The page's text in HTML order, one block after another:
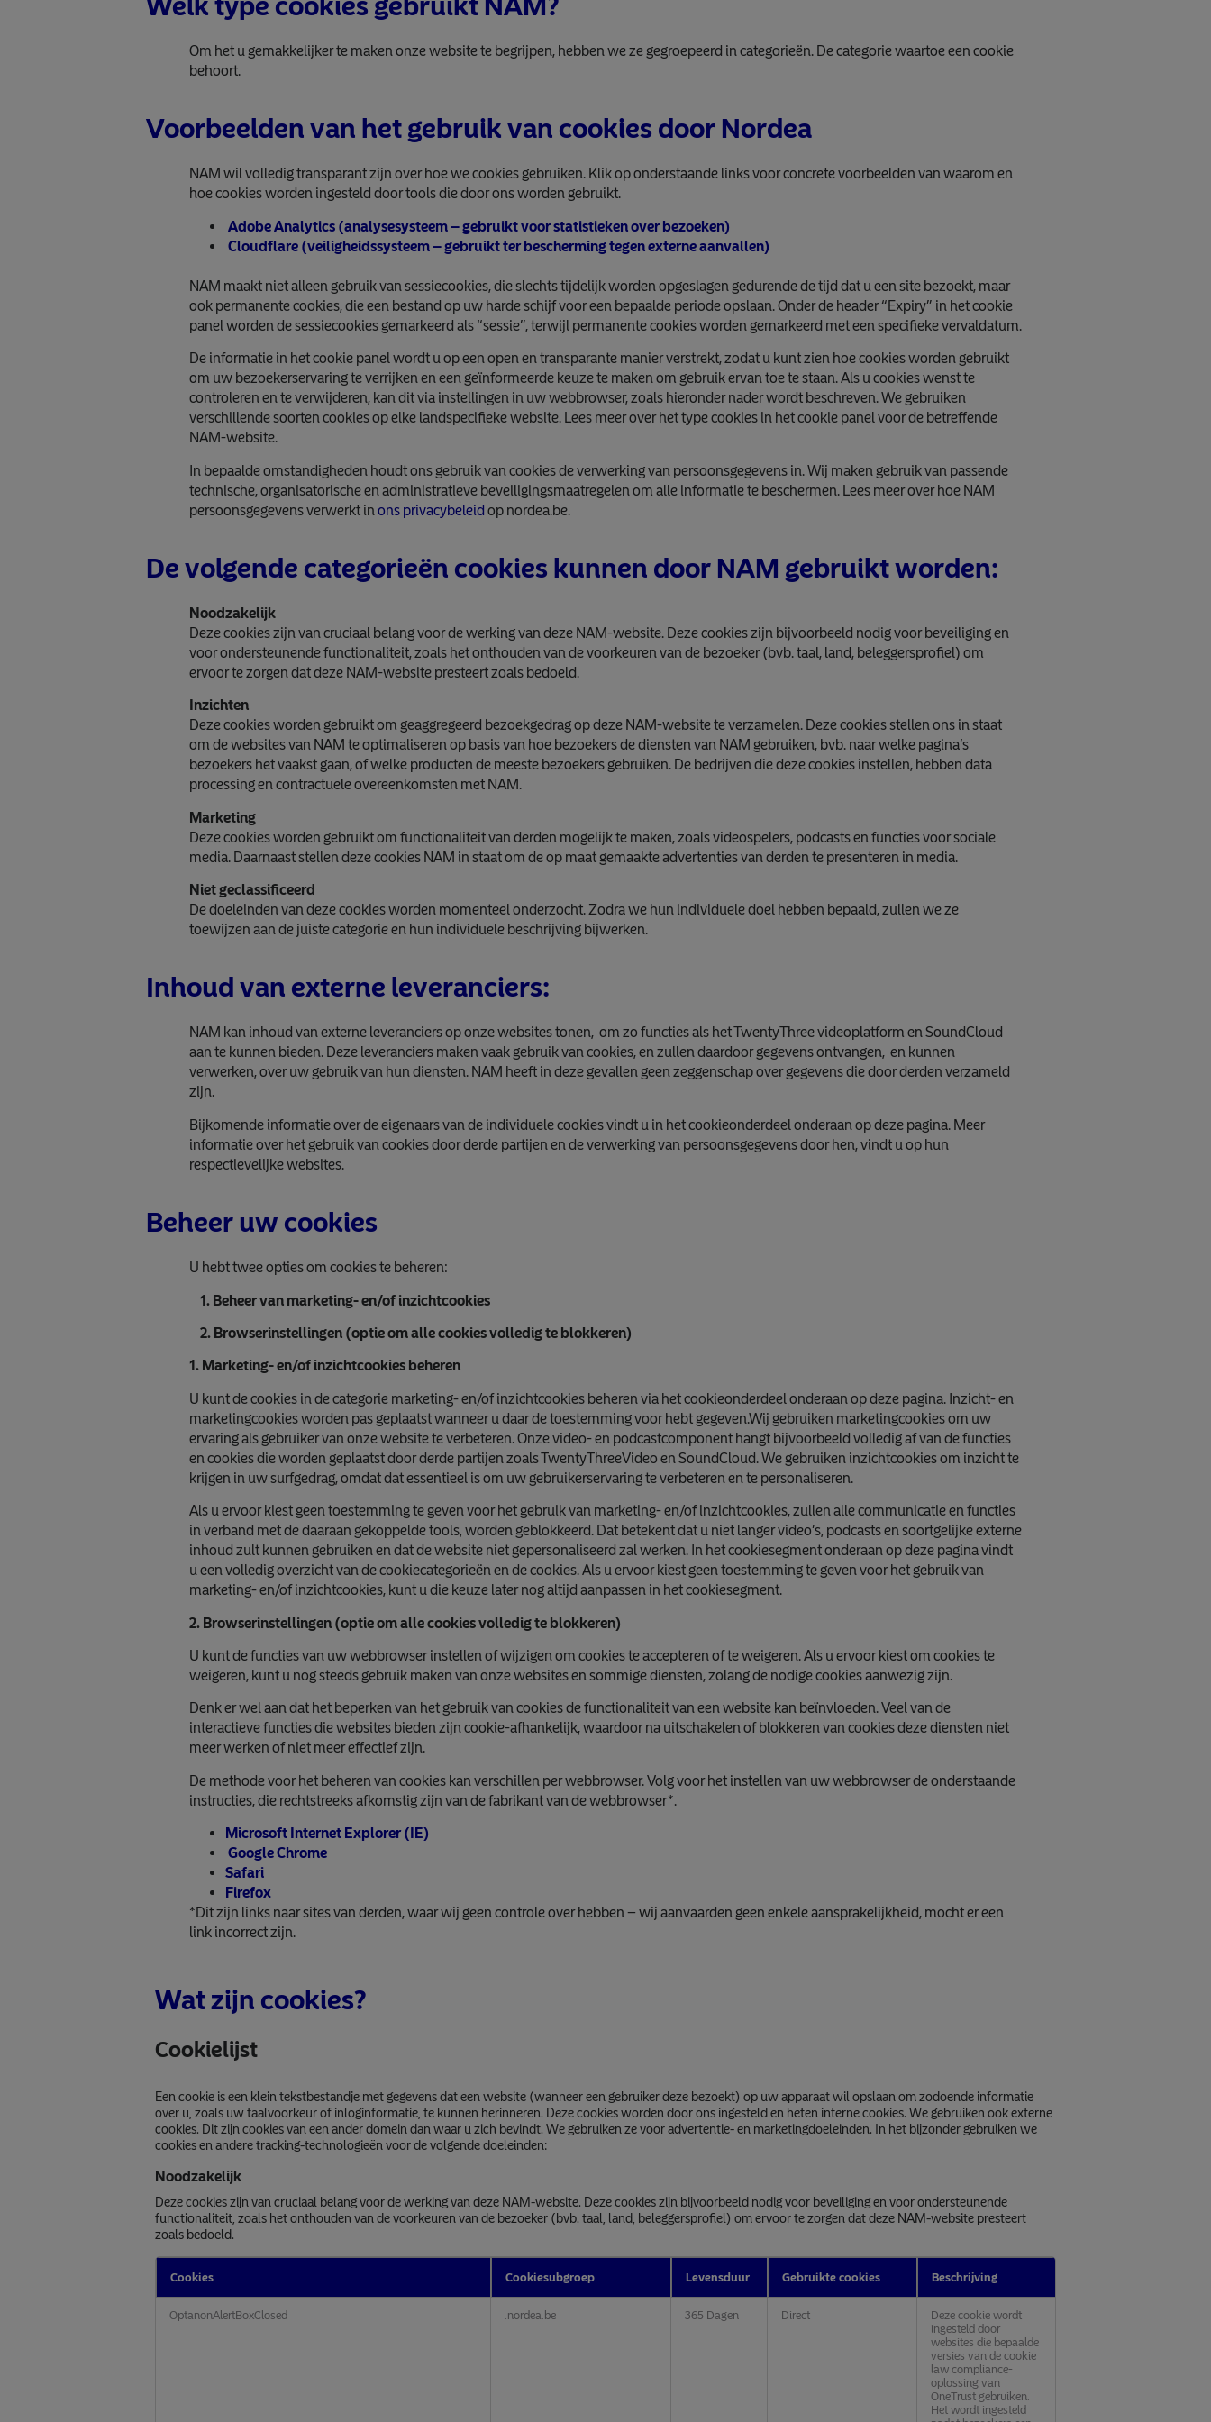
Om het u gemakkelijker te maken onze website te begrijpen, hebben we ze gegroepeerd in categorieën. De categorie waartoe een cookie
behoort.
Voorbeelden van het gebruik van cookies door Nordea
NAM wil volledig transparant zijn over hoe we cookies gebruiken. Klik op onderstaande links voor concrete voorbeelden van waarom en
hoe cookies worden ingesteld door tools die door ons worden gebruikt.
Adobe Analytics (analysesysteem – gebruikt voor statistieken over bezoeken)
Cloudflare (veiligheidssysteem – gebruikt ter bescherming tegen externe aanvallen)
NAM maakt niet alleen gebruik van sessiecookies, die slechts tijdelijk worden opgeslagen gedurende de tijd dat u een site bezoekt, maar
ook permanente cookies, die een bestand op uw harde schijf voor een bepaalde periode opslaan. Onder de header “Expiry” in het cookie
panel worden de sessiecookies gemarkeerd als “sessie”, terwijl permanente cookies worden gemarkeerd met een specifieke vervaldatum.
De informatie in het cookie panel wordt u op een open en transparante manier verstrekt, zodat u kunt zien hoe cookies worden gebruikt
om uw bezoekerservaring te verrijken en een geïnformeerde keuze te maken om gebruik ervan toe te staan. Als u cookies wenst te
controleren en te verwijderen, kan dit via instellingen in uw webbrowser, zoals hieronder nader wordt beschreven. We gebruiken
verschillende soorten cookies op elke landspecifieke website. Lees meer over het type cookies in het cookie panel voor de betreffende
NAM-website.
In bepaalde omstandigheden houdt ons gebruik van cookies de verwerking van persoonsgegevens in. Wij maken gebruik van passende
technische, organisatorische en administratieve beveiligingsmaatregelen om alle informatie te beschermen. Lees meer over hoe NAM
persoonsgegevens verwerkt in ons privacybeleid op nordea.be.
De volgende categorieën cookies kunnen door NAM gebruikt worden:
Noodzakelijk
Deze cookies zijn van cruciaal belang voor de werking van deze NAM-website. Deze cookies zijn bijvoorbeeld nodig voor beveiliging en
voor ondersteunende functionaliteit, zoals het onthouden van de voorkeuren van de bezoeker (bvb. taal, land, beleggersprofiel) om
ervoor te zorgen dat deze NAM-website presteert zoals bedoeld.
Inzichten
Deze cookies worden gebruikt om geaggregeerd bezoekgedrag op deze NAM-website te verzamelen. Deze cookies stellen ons in staat
om de websites van NAM te optimaliseren op basis van hoe bezoekers de diensten van NAM gebruiken, bvb. naar welke pagina’s
bezoekers het vaakst gaan, of welke producten de meeste bezoekers gebruiken. De bedrijven die deze cookies instellen, hebben data
processing en contractuele overeenkomsten met NAM.
Marketing
Deze cookies worden gebruikt om functionaliteit van derden mogelijk te maken, zoals videospelers, podcasts en functies voor sociale
media. Daarnaast stellen deze cookies NAM in staat om de op maat gemaakte advertenties van derden te presenteren in media.
Niet geclassificeerd
De doeleinden van deze cookies worden momenteel onderzocht. Zodra we hun individuele doel hebben bepaald, zullen we ze
toewijzen aan de juiste categorie en hun individuele beschrijving bijwerken.
Inhoud van externe leveranciers:
NAM kan inhoud van externe leveranciers op onze websites tonen, om zo functies als het TwentyThree videoplatform en SoundCloud
aan te kunnen bieden. Deze leveranciers maken vaak gebruik van cookies, en zullen daardoor gegevens ontvangen, en kunnen
verwerken, over uw gebruik van hun diensten. NAM heeft in deze gevallen geen zeggenschap over gegevens die door derden verzameld
zijn.
Bijkomende informatie over de eigenaars van de individuele cookies vindt u in het cookieonderdeel onderaan op deze pagina. Meer
informatie over het gebruik van cookies door derde partijen en de verwerking van persoonsgegevens door hen, vindt u op hun
respectievelijke websites.
Beheer uw cookies
U hebt twee opties om cookies te beheren:
1. Beheer van marketing- en/of inzichtcookies
2. Browserinstellingen (optie om alle cookies volledig te blokkeren)
1. Marketing- en/of inzichtcookies beheren
U kunt de cookies in de categorie marketing- en/of inzichtcookies beheren via het cookieonderdeel onderaan op deze pagina. Inzicht- en
marketingcookies worden pas geplaatst wanneer u daar de toestemming voor hebt gegeven.Wij gebruiken marketingcookies om uw
ervaring als gebruiker van onze website te verbeteren. Onze video- en podcastcomponent hangt bijvoorbeeld volledig af van de functies
en cookies die worden geplaatst door derde partijen zoals TwentyThreeVideo en SoundCloud. We gebruiken inzichtcookies om inzicht te
krijgen in uw surfgedrag, omdat dat essentieel is om uw gebruikerservaring te verbeteren en te personaliseren.
Als u ervoor kiest geen toestemming te geven voor het gebruik van marketing- en/of inzichtcookies, zullen alle communicatie en functies
in verband met de daaraan gekoppelde tools, worden geblokkeerd. Dat betekent dat u niet langer video’s, podcasts en soortgelijke externe
inhoud zult kunnen gebruiken en dat de website niet gepersonaliseerd zal werken. In het cookiesegment onderaan op deze pagina vindt
u een volledig overzicht van de cookiecategorieën en de cookies. Als u ervoor kiest geen toestemming te geven voor het gebruik van
marketing- en/of inzichtcookies, kunt u die keuze later nog altijd aanpassen in het cookiesegment.
2. Browserinstellingen (optie om alle cookies volledig te blokkeren)
U kunt de functies van uw webbrowser instellen of wijzigen om cookies te accepteren of te weigeren. Als u ervoor kiest om cookies te
weigeren, kunt u nog steeds gebruik maken van onze websites en sommige diensten, zolang de nodige cookies aanwezig zijn.
Denk er wel aan dat het beperken van het gebruik van cookies de functionaliteit van een website kan beïnvloeden. Veel van de
interactieve functies die websites bieden zijn cookie-afhankelijk, waardoor na uitschakelen of blokkeren van cookies deze diensten niet
meer werken of niet meer effectief zijn.
De methode voor het beheren van cookies kan verschillen per webbrowser. Volg voor het instellen van uw webbrowser de onderstaande
instructies, die rechtstreeks afkomstig zijn van de fabrikant van de webbrowser*.
Microsoft Internet Explorer (IE)
Google Chrome
Safari
Firefox
*Dit zijn links naar sites van derden, waar wij geen controle over hebben – wij aanvaarden geen enkele aansprakelijkheid, mocht er een
link incorrect zijn.
Wat zijn cookies?
Cookielijst
Een cookie is een klein tekstbestandje met gegevens dat een website (wanneer een gebruiker deze bezoekt) op uw apparaat wil opslaan om zodoende informatie
over u, zoals uw taalvoorkeur of inloginformatie, te kunnen herinneren. Deze cookies worden door ons ingesteld en heten interne cookies. We gebruiken ook externe
cookies. Dit zijn cookies van een ander domein dan waar u zich bevindt. We gebruiken ze voor advertentie- en marketingdoeleinden. In het bijzonder gebruiken we
cookies en andere tracking-technologieën voor de volgende doeleinden:
Noodzakelijk
Deze cookies zijn van cruciaal belang voor de werking van deze NAM-website. Deze cookies zijn bijvoorbeeld nodig voor beveiliging en voor ondersteunende
functionaliteit, zoals het onthouden van de voorkeuren van de bezoeker (bvb. taal, land, beleggersprofiel) om ervoor te zorgen dat deze NAM-website presteert
zoals bedoeld.
Cookies Cookiesubgroep Levensduur Gebruikte cookies Beschrijving
OptanonAlertBoxClosed .nordea.be 365 Dagen Direct
Deze cookie wordt
ingesteld door
websites die bepaalde
versies van de cookie
law compliance-
oplossing van
OneTrust gebruiken.
Het wordt ingesteld